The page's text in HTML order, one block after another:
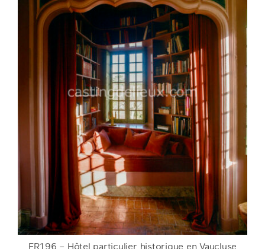
DETAILS
FR196 – Hôtel particulier historique en Vaucluse